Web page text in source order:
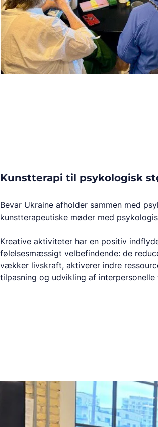
Kunstterapi til psykologisk
Bevar Ukraine afholder sammen med
kunstterapeutiske møder med
Kreative aktiviteter har en positiv
følelsesmæssigt velbefindende: de
vækker livskraft, aktiverer indre
tilpasning og udvikling af